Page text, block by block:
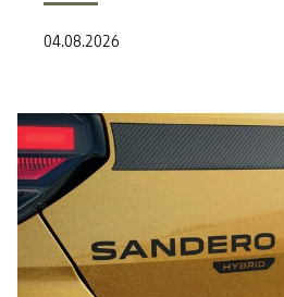
04.08.2026